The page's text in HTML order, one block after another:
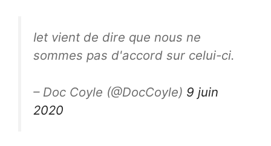
Iet vient de dire que nous ne
sommes pas d'accord sur celui-ci.
– Doc Coyle (@DocCoyle) 9 juin
2020